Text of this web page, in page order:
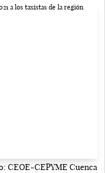
CEOE-CEPYME Cuenca